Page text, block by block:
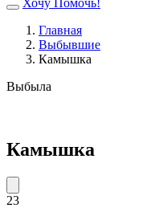
Хочу Помочь!
Главная
Выбывшие
Камышка
Выбыла
Камышка
23